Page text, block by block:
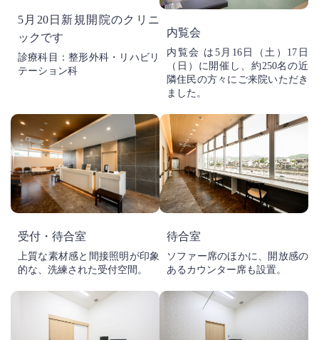
5月20日新規開院のクリニ
ックです
診療科目：整形外科・リハビリ
テーション科
内覧会
内覧会 は5月16日（土）17日
（日）に開催し、約250名の近
隣住民の方々にご来院いただき
ました。
受付・待合室
上質な素材感と間接照明が印象
的な、洗練された受付空間。
待合室
ソファー席のほかに、開放感の
あるカウンター席も設置。